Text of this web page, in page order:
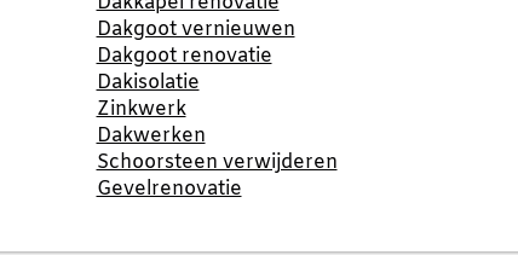
Dakgoot vernieuwen
Dakgoot renovatie
Dakisolatie
Zinkwerk
Dakwerken
Schoorsteen verwijderen
Gevelrenovatie